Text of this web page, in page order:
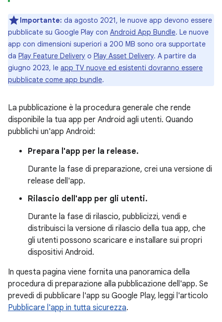
Importante: da agosto 2021, le nuove app devono essere
pubblicate su Google Play con Android App Bundle. Le nuove
app con dimensioni superiori a 200 MB sono ora supportate
da Play Feature Delivery o Play Asset Delivery. A partire da
giugno 2023, le app TV nuove ed esistenti dovranno essere
pubblicate come app bundle.
La pubblicazione è la procedura generale che rende
disponibile la tua app per Android agli utenti. Quando
pubblichi un'app Android:
Prepara l'app per la release.
Durante la fase di preparazione, crei una versione di
release dell'app.
Rilascio dell'app per gli utenti.
Durante la fase di rilascio, pubblicizzi, vendi e
distribuisci la versione di rilascio della tua app, che
gli utenti possono scaricare e installare sui propri
dispositivi Android.
In questa pagina viene fornita una panoramica della
procedura di preparazione alla pubblicazione dell'app. Se
prevedi di pubblicare l'app su Google Play, leggi l'articolo
Pubblicare l'app in tutta sicurezza.